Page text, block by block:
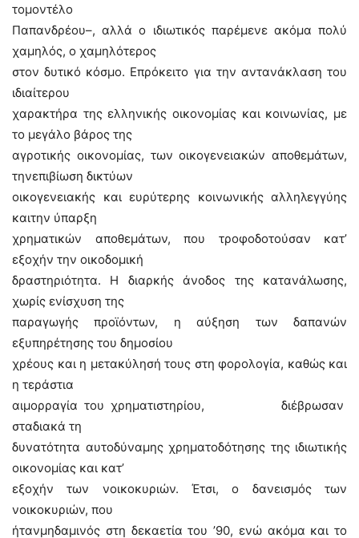
τομοντέλο
Παπανδρέου–, αλλά ο ιδιωτικός παρέμενε ακόμα πολύ
χαμηλός, ο χαμηλότερος
στον δυτικό κόσμο. Επρόκειτο για την αντανάκλαση του
ιδιαίτερου
χαρακτήρα της ελληνικής οικονομίας και κοινωνίας, με
το μεγάλο βάρος της
αγροτικής οικονομίας, των οικογενειακών αποθεμάτων,
τηνεπιβίωση δικτύων
οικογενειακής και ευρύτερης κοινωνικής αλληλεγγύης
καιτην ύπαρξη
χρηματικών αποθεμάτων, που τροφοδοτούσαν κατ’
εξοχήν την οικοδομική
δραστηριότητα. Η διαρκής άνοδος της κατανάλωσης,
χωρίς ενίσχυση της
παραγωγής προϊόντων, η αύξηση των δαπανών
εξυπηρέτησης του δημοσίου
χρέους και η μετακύλησή τους στη φορολογία, καθώς και
η τεράστια
αιμορραγία του χρηματιστηρίου, διέβρωσαν
σταδιακά τη
δυνατότητα αυτοδύναμης χρηματοδότησης της ιδιωτικής
οικονομίας και κατ’
εξοχήν των νοικοκυριών. Έτσι, ο δανεισμός των
νοικοκυριών, που
ήτανμηδαμινός στη δεκαετία του ’90, ενώ ακόμα και το